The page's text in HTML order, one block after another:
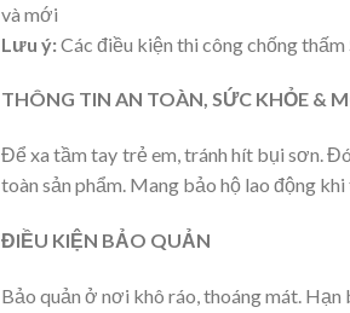
và mới
Lưu ý:Các điều kiện thi công chống thấm
THÔNG TIN AN TOÀN, SỨC KHỎE &
Để xa tầm tay trẻ em, tránh hít bụi sơn.
toàn sản phẩm. Mang bảo hộ lao động
ĐIỀU KIỆN BẢO QUẢN
Bảo quản ở nơi khô ráo, thoáng mát.